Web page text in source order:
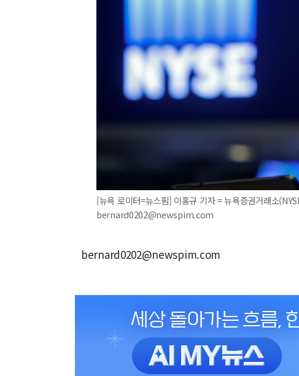
[뉴욕 로이터=뉴스핌] 이홍규 기자 = 뉴욕증권거래소
bernard0202@newspim.com
bernard0202@newspim.com